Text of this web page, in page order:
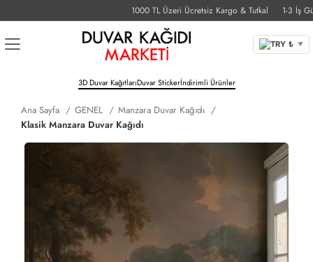
1000 TL Üzeri Ücretsiz Kargo & Tutkal 1-3 İş Günü
TRY ₺ ▼
3D Duvar KağıtlarıDuvar Stickerİndirimli Ürünler
Ana Sayfa GENEL
Manzara Duvar Kağıdı
Klasik Manzara Duvar Kağıdı